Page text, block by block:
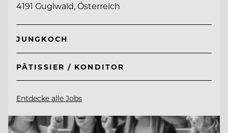
4191 Guglwald, Österreich
JUNGKOCH
PÂTISSIER / KONDITOR
Entdecke alle Jobs